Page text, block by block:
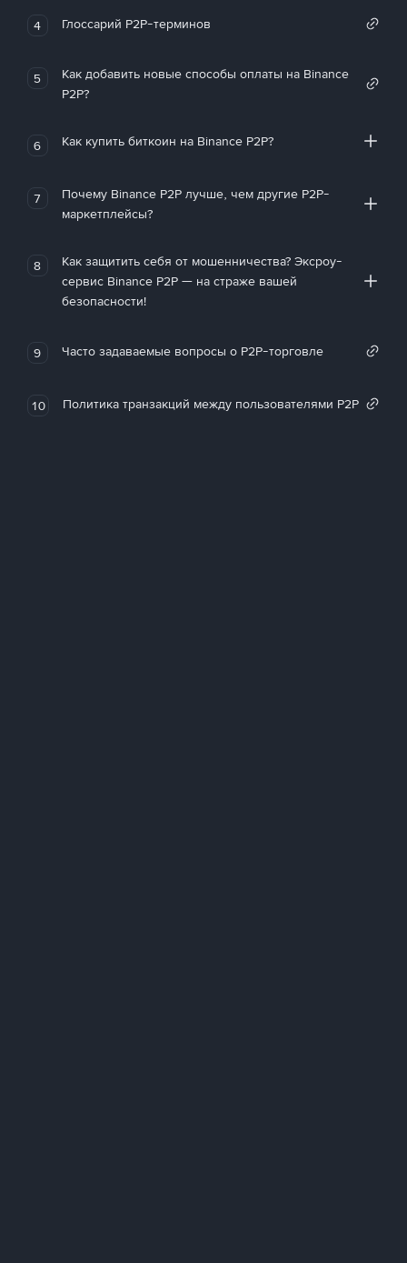
4 Глоссарий P2P-терминов
5
Как добавить новые способы оплаты на Binance
P2P?
6 Как купить биткоин на Binance P2P?
7
Почему Binance P2P лучше, чем другие P2P-
маркетплейсы?
8
Как защитить себя от мошенничества? Эксроу-
сервис Binance P2P — на страже вашей
безопасности!
9 Часто задаваемые вопросы о P2P-торговле
10 Политика транзакций между пользователями P2P